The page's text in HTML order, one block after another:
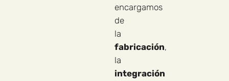
encargamos
de
la
fabricación,
la
integración